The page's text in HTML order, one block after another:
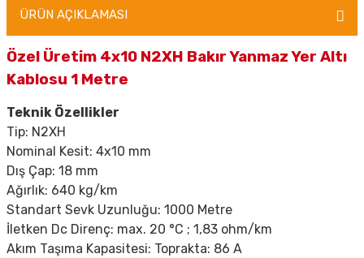
ÜRÜN AÇIKLAMASI
Özel Üretim 4x10 N2XH Bakır Yanmaz Yer Altı
Kablosu 1 Metre
Teknik Özellikler
Tip: N2XH
Nominal Kesit: 4x10 mm
Dış Çap: 18 mm
Ağırlık: 640 kg/km
Standart Sevk Uzunluğu: 1000 Metre
İletken Dc Direnç: max. 20 °C ; 1,83 ohm/km
Akım Taşıma Kapasitesi: Toprakta: 86 A